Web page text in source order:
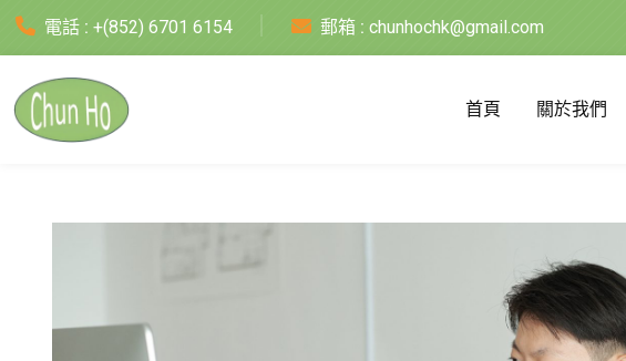
電話 : +(852) 6701 6154 郵箱 : chunhochk@gmail.com
首頁 關於我們